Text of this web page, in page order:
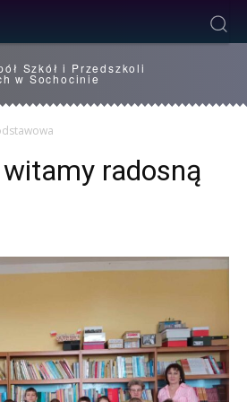
Szkół i Przedszkoli
w Sochocinie
witamy radosną